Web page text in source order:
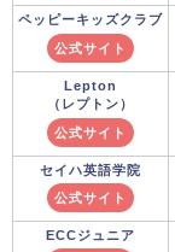
ペッピーキッズクラブ
公式サイト
Lepton
（レプトン）
公式サイト
セイハ英語学院
公式サイト
ECCジュニア